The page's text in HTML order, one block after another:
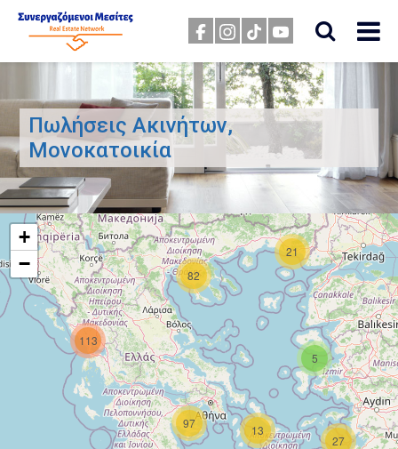
Πωλήσεις Ακινήτων,
Μονοκατοικία
5
113
21
82
27
13
97
+
−